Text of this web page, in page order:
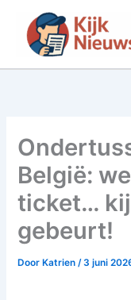
inhoud
België:
ticket…
gebeurt!
Door Katrien/3 juni